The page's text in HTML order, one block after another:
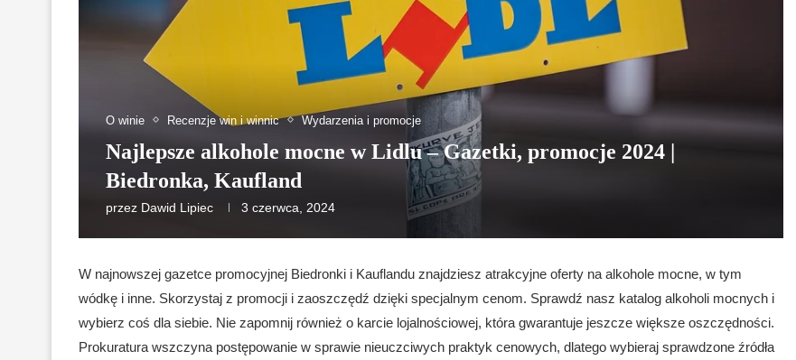
O winie Recenzje win i winnic Wydarzenia i promocje
Najlepsze alkohole mocne w Lidlu – Gazetki, promocje 2024 |
Biedronka, Kaufland
przez Dawid Lipiec 3 czerwca, 2024
W najnowszej gazetce promocyjnej Biedronki i Kauflandu znajdziesz atrakcyjne oferty na alkohole mocne, w tym
wódkę i inne. Skorzystaj z promocji i zaoszczędź dzięki specjalnym cenom. Sprawdź nasz katalog alkoholi mocnych i
wybierz coś dla siebie. Nie zapomnij również o karcie lojalnościowej, która gwarantuje jeszcze większe oszczędności.
Prokuratura wszczyna postępowanie w sprawie nieuczciwych praktyk cenowych, dlatego wybieraj sprawdzone źródła